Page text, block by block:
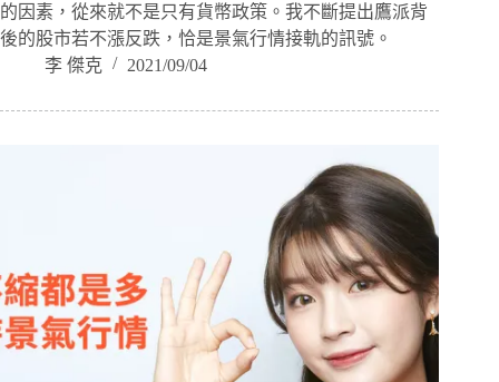
的因素，從來就不是只有貨幣政策。我不斷提出鷹派背
後的股市若不漲反跌，恰是景氣行情接軌的訊號。
李 傑克
2021/09/04